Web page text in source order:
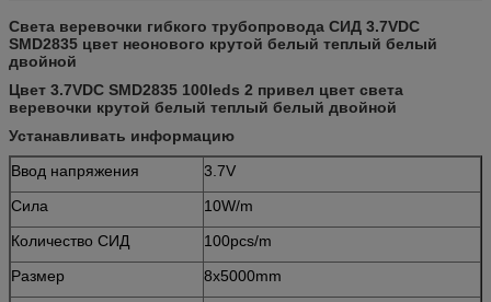
Света веревочки гибкого трубопровода СИД 3.7VDC
SMD2835 цвет неонового крутой белый теплый белый
двойной
Цвет 3.7VDC SMD2835 100leds 2 привел цвет света
веревочки крутой белый теплый белый двойной
Устанавливать информацию
Ввод напряжения
3.7V
Сила
10W/m
Количество СИД
100pcs/m
Размер
8x5000mm